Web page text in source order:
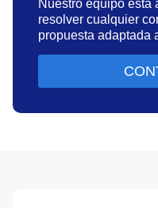
Nuestro equipo está
resolver cualquier
propuesta adaptada